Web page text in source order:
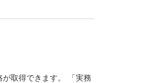
取得できます。 「実務